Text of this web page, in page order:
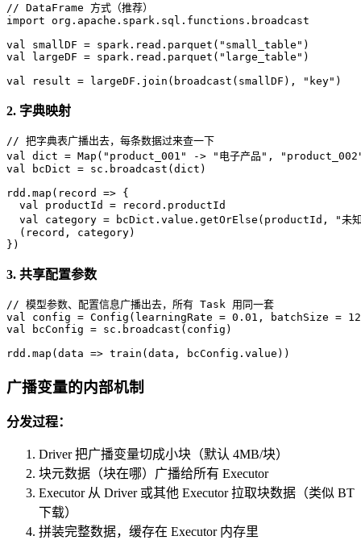
// DataFrame 方式（推荐）
import org.apache.spark.sql.functions.broadcast
val
smallDF = spark.read.parquet( "small_table"
val
largeDF = spark.read.parquet( "large_table" )
val
result = largeDF.join(broadcast(smallDF), "key" )
2. 字典映射
// 把字典表广播出去，每条数据过来查一下
val
dict = Map ( "product_001" -> "电子产品" ,
val
bcDict = sc.broadcast(dict)
rdd.map(record => {
val
productId = record.productId
val
category = bcDict.value.getOrElse(productId,
"未
  (record, category)
})
3. 共享配置参数
// 模型参数、配置信息广播出去，所有 Task 用同一套
val
config = Config (learningRate = 0.01 , batchSize =
val
bcConfig = sc.broadcast(config)
rdd.map(data => train(data, bcConfig.value))
广播变量的内部机制
分发过程：
Driver 把广播变量切成小块（默认 4MB/块）
块元数据（块在哪）广播给所有 Executor
Executor 从 Driver 或其他 Executor 拉取块数据（类似 BT
下载）
拼装完整数据，缓存在 Executor 内存里